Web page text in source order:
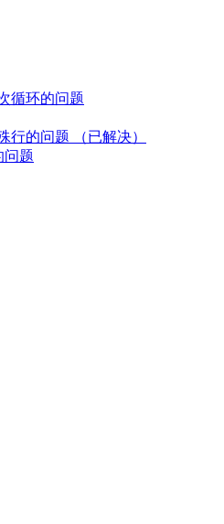
循环的问题
行的问题 （已解决）
问题